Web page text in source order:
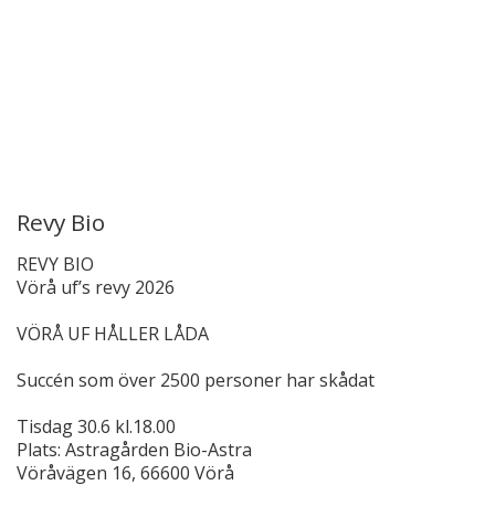
Revy Bio
REVY BIO
Vörå uf’s revy 2026
VÖRÅ UF HÅLLER LÅDA
Succén som över 2500 personer har skådat
Tisdag 30.6 kl.18.00
Plats: Astragården Bio-Astra
Vöråvägen 16, 66600 Vörå